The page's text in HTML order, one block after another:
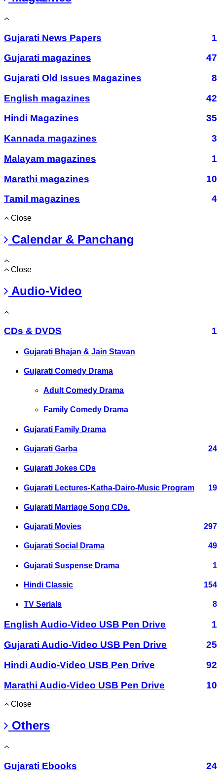
Gujarati News Papers
1
Gujarati magazines
47
Gujarati Old Issues Magazines
8
English magazines
42
Hindi Magazines
35
Kannada magazines
3
Malayam magazines
1
Marathi magazines
10
Tamil magazines
4
Close
Calendar & Panchang
Close
Audio-Video
CDs & DVDS 1
Gujarati Bhajan & Jain Stavan
Gujarati Comedy Drama
Adult Comedy Drama
Family Comedy Drama
Gujarati Family Drama
Gujarati Garba 24
Gujarati Jokes CDs
Gujarati Lectures-Katha-Dairo-Music Program 19
Gujarati Marriage Song CDs.
Gujarati Movies 297
Gujarati Social Drama 49
Gujarati Suspense Drama 1
Hindi Classic 154
TV Serials 8
English Audio-Video USB Pen Drive
1
Gujarati Audio-Video USB Pen Drive
25
Hindi Audio-Video USB Pen Drive
92
Marathi Audio-Video USB Pen Drive
10
Close
Others
Gujarati Ebooks
24